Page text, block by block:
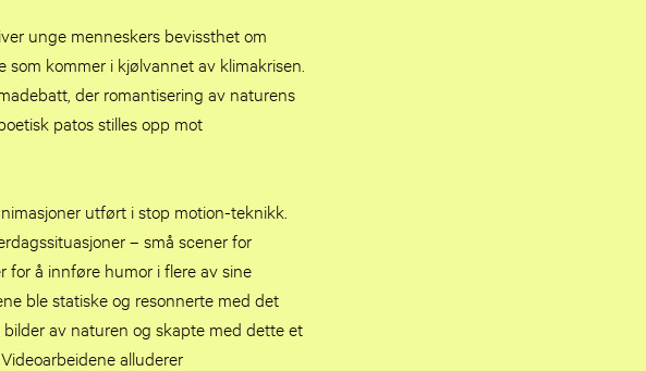
unge menneskers bevissthet om
kommer i kjølvannet av klimakrisen.
der romantisering av naturens
patos stilles opp mot
utført i stop motion-teknikk.
– små scener for
for å innføre humor i flere av sine
ble statiske og resonnerte med det
av naturen og skapte med dette et
alluderer